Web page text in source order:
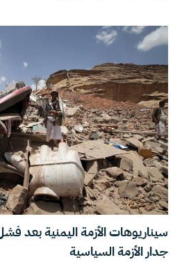
سيناريوهات الأزمة اليمنية بعد
جدار الأزمة السياسية